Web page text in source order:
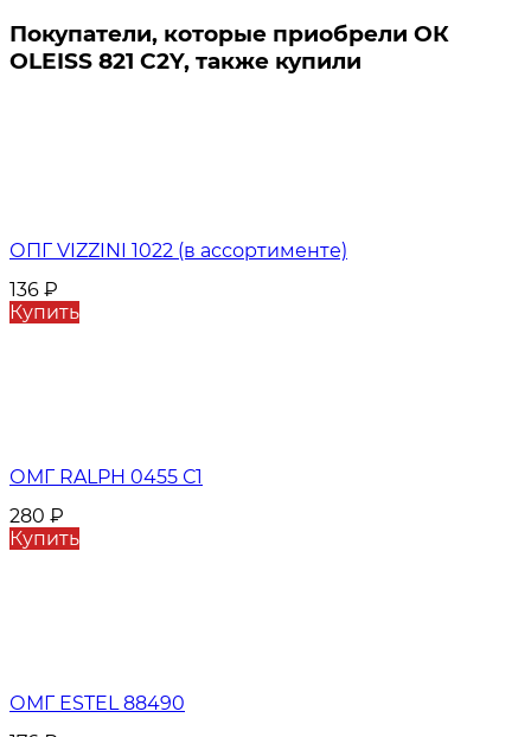
Покупатели, которые приобрели ОК
OLEISS 821 C2Y, также купили
ОПГ VIZZINI 1022 (в ассортименте)
136 ₽
Купить
ОМГ RALPH 0455 С1
280 ₽
Купить
ОМГ ESTEL 88490